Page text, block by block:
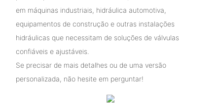
em máquinas industriais, hidráulica automotiva,
equipamentos de construção e outras instalações
hidráulicas que necessitam de soluções de válvulas
confiáveis ​​e ajustáveis.
Se precisar de mais detalhes ou de uma versão
personalizada, não hesite em perguntar!